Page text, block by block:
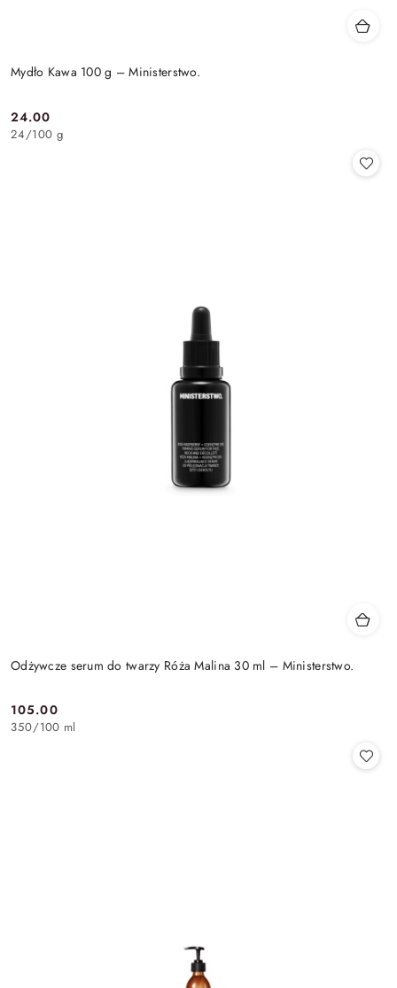
Mydło Kawa 100 g – Ministerstwo.
Cena:
24.00
24/100 g
Odżywcze serum do twarzy Róża Malina 30 ml – Ministerstwo.
Cena:
105.00
350/100 ml